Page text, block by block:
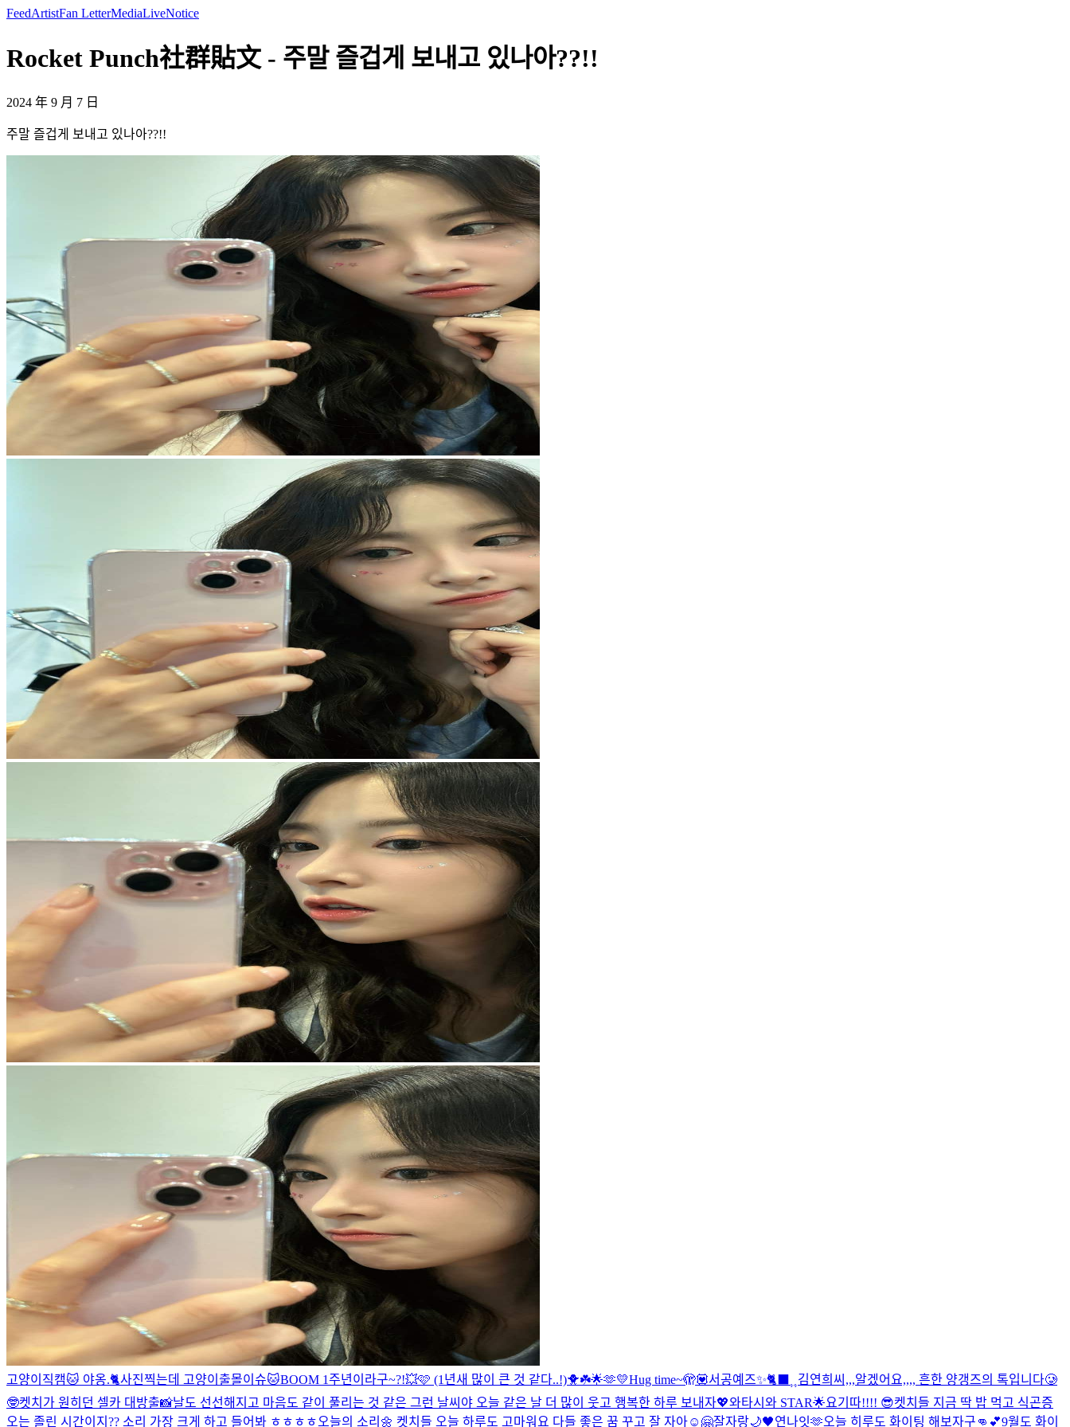
FeedArtistFan LetterMediaLiveNotice
Rocket Punch社群貼文 - 주말 즐겁게 보내고 있나아??!!
2024 年 9 月 7 日
주말 즐겁게 보내고 있나아??!!
고양이직캠🐱 야옹.🐈사진찍는데 고양이출몰이슈🐱BOOM 1주년이라구~?!💥🩷 (1년새 많이 큰 것 같다..!)🐥☘️🌟🫶💛Hug time~🫣💟서공예즈✨🐈‍⬛⸒⸒ 김연희씨,,,알겠어요,,,, 흔한 양갱즈의 톡입니다🥲
🤓켓치가 원히던 셀카 대방출📸날도 선선해지고 마음도 같이 풀리는 것 같은 그런 날씨야 오늘 같은 날 더 많이 웃고 행복한 하루 보내자💖와타시와 STAR🌟요기따!!!! 😎켓치들 지금 딱 밥 먹고 식곤증
오는 졸린 시간이지?? 소리 가장 크게 하고 들어봐 ㅎㅎㅎㅎ 오늘의 소리🌼 켓치들 오늘 하루도 고마워요 다들 좋은 꿈 꾸고 잘 자아☺🤗잘자랑🌙🖤연나잇🫶오늘 히루도 화이팅 해보자구👊💕9월도 화이